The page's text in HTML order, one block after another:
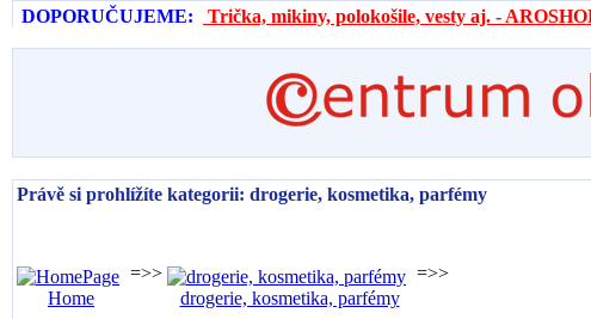
DOPORUČUJEME: Trička, mikiny, polokošile, vesty aj. -
Právě si prohlížíte kategorii: drogerie, kosmetika, parfémy
Home
=>>
drogerie, kosmetika, parfémy
=>>